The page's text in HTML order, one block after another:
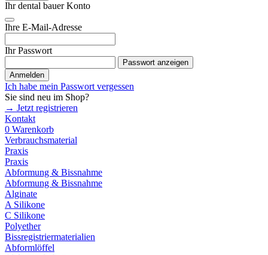
Ihr dental bauer Konto
Ihre E-Mail-Adresse
Ihr Passwort
Passwort anzeigen
Anmelden
Ich habe mein Passwort vergessen
Sie sind neu im Shop?
→ Jetzt registrieren
Kontakt
0 Warenkorb
Verbrauchsmaterial
Praxis
Praxis
Abformung & Bissnahme
Abformung & Bissnahme
Alginate
A Silikone
C Silikone
Polyether
Bissregistriermaterialien
Abformlöffel